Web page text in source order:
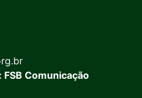
Comunicação